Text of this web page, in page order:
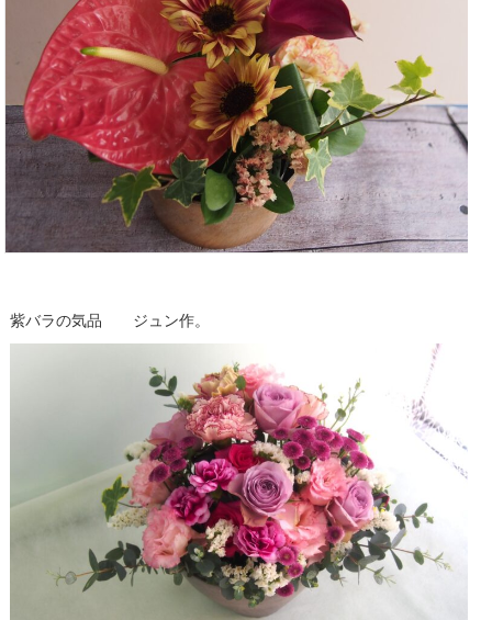
紫バラの気品 ジュン作。